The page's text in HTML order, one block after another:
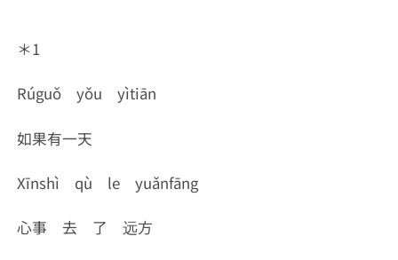
＊1
Rúguǒ yǒu yìtiān
如果有一天
Xīnshì qù le yuǎnfāng
心事 去 了 远方